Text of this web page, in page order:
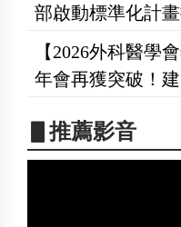
部啟動標準化計
【2026外科醫學
年會再獲突破！
▋推薦影音